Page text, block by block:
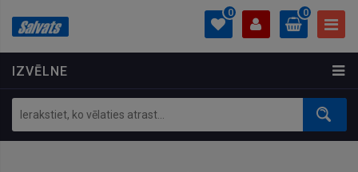
IZVĒLNE
0
PROFILS
Ielogoties
Izveidot kontu
0
0.00 €